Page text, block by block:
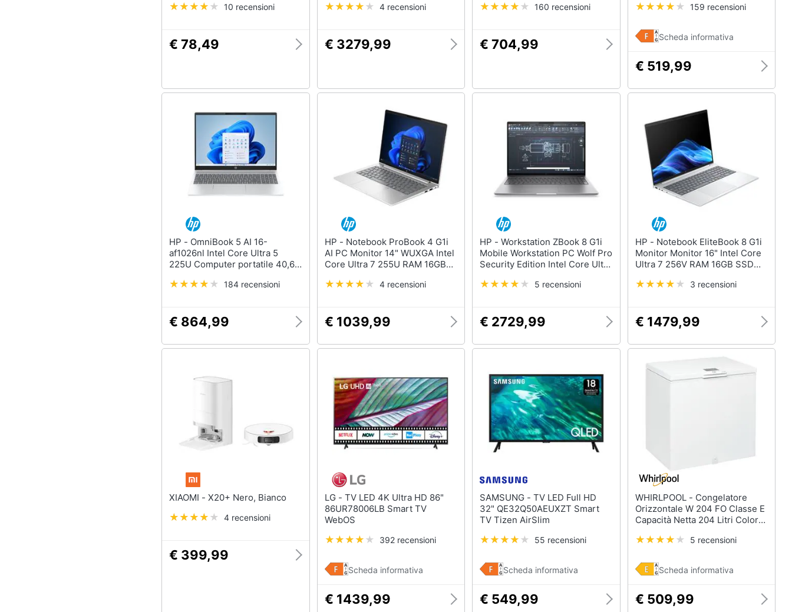
10 recensioni
€ 78,49
All-in-one 32 GB DDR5-
Argento
4 recensioni
€ 3279,99
160 recensioni
€ 704,99
159 recensioni
Scheda informativa
€ 519,99
HP - OmniBook 5 AI 16-
af1026nl Intel Core Ultra 5
225U Computer portatile 40,6
SDRAM 512 GB SSD Wi-Fi 6
184 recensioni
€ 864,99
HP - Notebook ProBook 4 G1i
AI PC Monitor 14" WUXGA Intel
Core Ultra 7 255U RAM 16GB
Pro
4 recensioni
€ 1039,99
HP - Workstation ZBook 8 G1i
Mobile Workstation PC Wolf Pro
Security Edition Intel Core Ultra
WUXGA RAM 32GB SSD 1TB
5 recensioni
€ 2729,99
HP - Notebook EliteBook 8 G1i
Monitor Monitor 16" Intel Core
Ultra 7 256V RAM 16GB SSD
3 recensioni
€ 1479,99
XIAOMI - X20+ Nero, Bianco
4 recensioni
€ 399,99
LG - TV LED 4K Ultra HD 86"
86UR78006LB Smart TV
WebOS
392 recensioni
Scheda informativa
€ 1439,99
SAMSUNG - TV LED Full HD
32" QE32Q50AEUXZT Smart
TV Tizen AirSlim
55 recensioni
Scheda informativa
€ 549,99
WHIRLPOOL - Congelatore
Orizzontale W 204 FO Classe E
Capacità Netta 204 Litri Colore
5 recensioni
Scheda informativa
€ 509,99